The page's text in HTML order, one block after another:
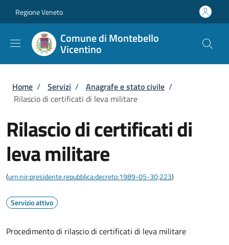
Regione Veneto
Comune di Montebello
Vicentino
Briciole di pane
Home / Servizi / Anagrafe e stato civile /
Rilascio di certificati di leva militare
Rilascio di certificati di
leva militare
(urn:nir:presidente.repubblica:decreto:1989-05-30;223)
Servizio attivo
Procedimento di rilascio di certificati di leva militare